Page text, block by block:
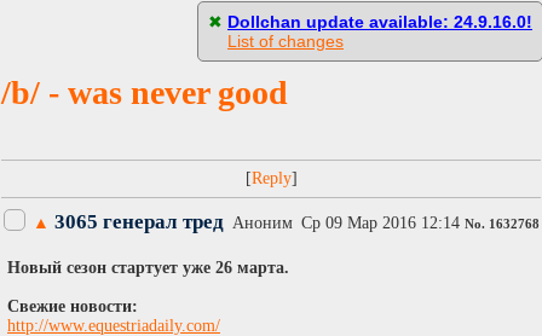
/b/ - was never good
✖ Dollchan update available: 24.9.16.0!
List of changes
[ ]
▲ 3065 генерал тред Аноним Ср 09 Мар 2016 12:14 No. 1632768
Новый сезон стартует уже 26 марта.
Свежие новости:
http://www.equestriadaily.com/